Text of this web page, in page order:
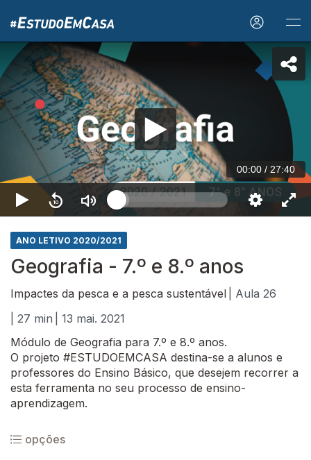
00:00 / 27:40
ANO LETIVO 2020/2021
Geografia - 7.º e 8.º anos
Impactes da pesca e a pesca sustentável
| Aula 26
| 27 min
| 13 mai. 2021
Módulo de Geografia para 7.º e 8.º anos.
O projeto #ESTUDOEMCASA destina-se a alunos e
professores do Ensino Básico, que desejem recorrer a
esta ferramenta no seu processo de ensino-
aprendizagem.
opções